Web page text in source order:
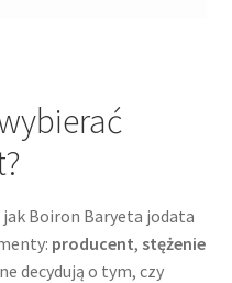
Boiron Baryeta jodata
producent, stężenie
decydują o tym, czy